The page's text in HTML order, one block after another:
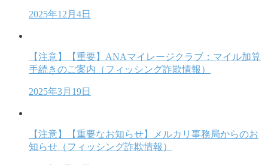
2025年12月4日
【注意】【重要】ANAマイレージクラブ：マイル加算
手続きのご案内（フィッシング詐欺情報）
2025年3月19日
【注意】【重要なお知らせ】メルカリ事務局からのお
知らせ（フィッシング詐欺情報）